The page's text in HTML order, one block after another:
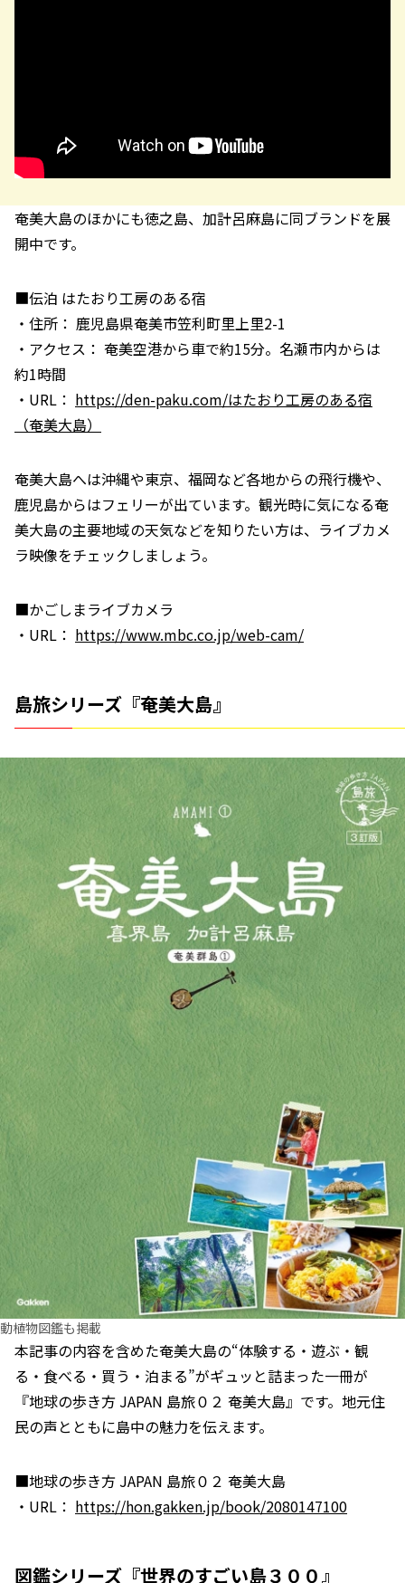
奄美大島のほかにも徳之島、加計呂麻島に同ブランドを展
開中です。
■伝泊 はたおり工房のある宿
・住所： 鹿児島県奄美市笠利町里上里2-1
・アクセス： 奄美空港から車で約15分。名瀬市内からは
約1時間
・URL： https://den-paku.com/はたおり工房のある宿
（奄美大島）
奄美大島へは沖縄や東京、福岡など各地からの飛行機や、
鹿児島からはフェリーが出ています。観光時に気になる奄
美大島の主要地域の天気などを知りたい方は、ライブカメ
ラ映像をチェックしましょう。
■かごしまライブカメラ
・URL： https://www.mbc.co.jp/web-cam/
島旅シリーズ『奄美大島』
動植物図鑑も掲載
本記事の内容を含めた奄美大島の“体験する・遊ぶ・観
る・食べる・買う・泊まる”がギュッと詰まった一冊が
『地球の歩き方 JAPAN 島旅０２ 奄美大島』です。地元住
民の声とともに島中の魅力を伝えます。
■地球の歩き方 JAPAN 島旅０２ 奄美大島
・URL： https://hon.gakken.jp/book/2080147100
図鑑シリーズ『世界のすごい島３００』